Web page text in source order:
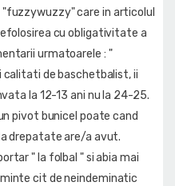
care in articolul
cu obligativitate a
urmatoarele : "
calitati de baschetbalist, ii
la 12-13 ani nu la 24-25.
pivot bunicel poate cand
drepatate are/a avut.
" la folbal " si abia mai
cit de neindeminatic